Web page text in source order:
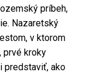
príbeh,
Nazaretský
v ktorom
prvé kroky
predstaviť, ako